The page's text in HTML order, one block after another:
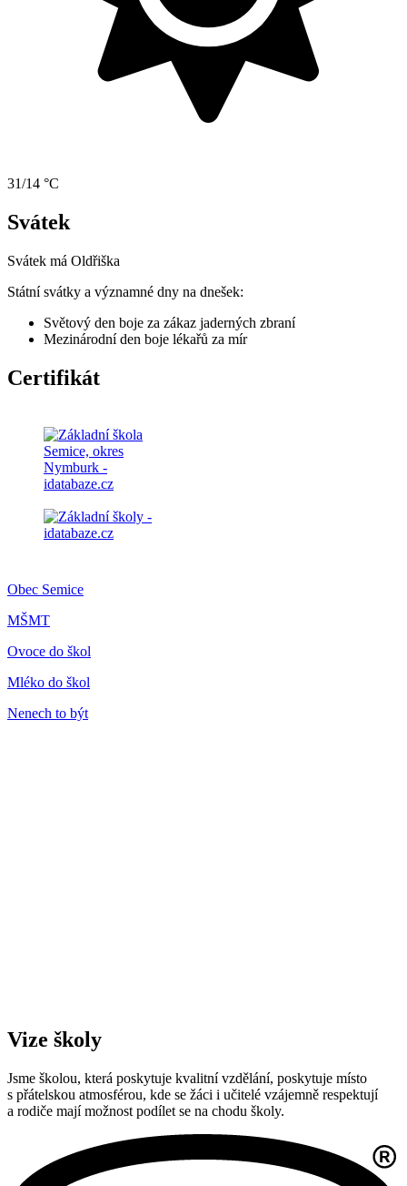
31/14 °C
Svátek
Svátek má Oldřiška
Státní svátky a významné dny na dnešek:
Světový den boje za zákaz jaderných zbraní
Mezinárodní den boje lékařů za mír
Certifikát
Obec Semice
MŠMT
Ovoce do škol
Mléko do škol
Nenech to být
Vize školy
Jsme školou, která poskytuje kvalitní vzdělání, poskytuje místo
s přátelskou atmosférou, kde se žáci i učitelé vzájemně respektují
a rodiče mají možnost podílet se na chodu školy.